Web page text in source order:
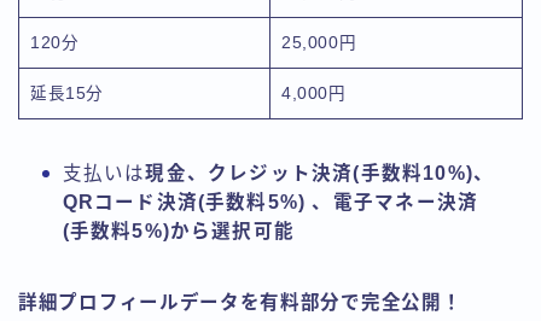
120分 25,000円
延長15分 4,000円
支払いは現金、クレジット決済(手数料10%)、
QRコード決済(手数料5%) 、電子マネー決済
(手数料5%)から選択可能
詳細プロフィールデータを有料部分で完全公開！